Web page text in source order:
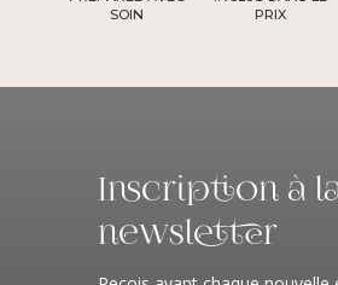
soin prix
Inscription à
newsletter